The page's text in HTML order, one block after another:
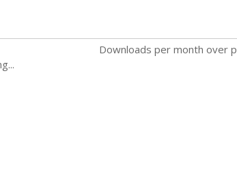
Downloads per month over